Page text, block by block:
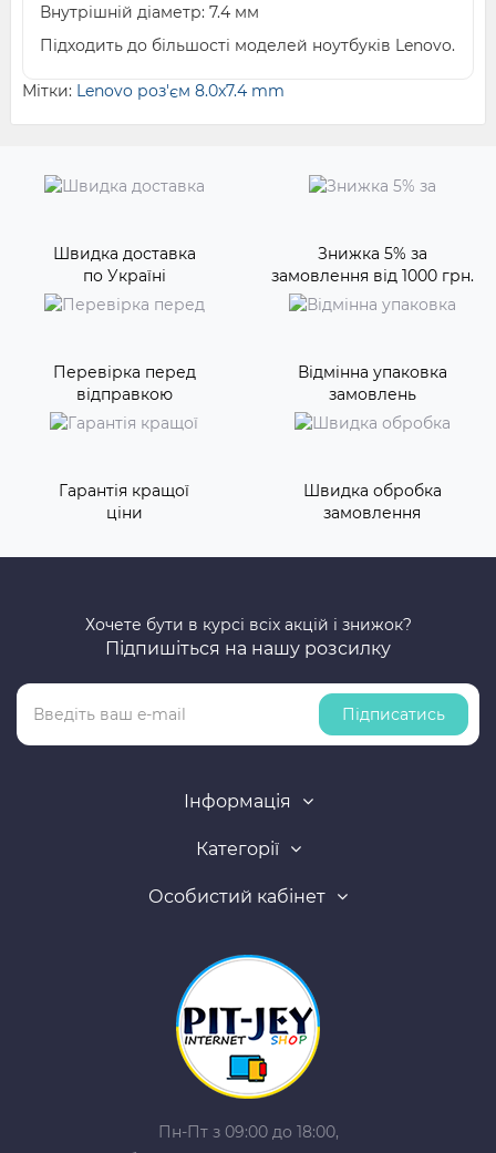
Внутрішній діаметр: 7.4 мм
Підходить до більшості моделей ноутбуків Lenovo.
Мітки: Lenovo роз'єм 8.0x7.4 mm
Швидка доставка
по Україні
Знижка 5% за
замовлення від 1000 грн.
Перевірка перед
відправкою
Відмінна упаковка
замовлень
Гарантія кращої
ціни
Швидка обробка
замовлення
Хочете бути в курсі всіх акцій і знижок?
Підпишіться на нашу розсилку
Підписатись
Інформація
Категорії
Особистий кабінет
Пн-Пт з 09:00 до 18:00,